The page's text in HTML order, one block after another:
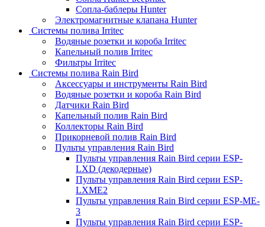
Сопла-баблеры Hunter
Электромагнитные клапана Hunter
Системы полива Irritec
Водяные розетки и короба Irritec
Капельный полив Irritec
Фильтры Irritec
Системы полива Rain Bird
Аксессуары и инструменты Rain Bird
Водяные розетки и короба Rain Bird
Датчики Rain Bird
Капельный полив Rain Bird
Коллекторы Rain Bird
Прикорневой полив Rain Bird
Пульты управления Rain Bird
Пульты управления Rain Bird серии ESP-
LXD (декодерные)
Пульты управления Rain Bird серии ESP-
LXME2
Пульты управления Rain Bird серии ESP-ME-
3
Пульты управления Rain Bird серии ESP-